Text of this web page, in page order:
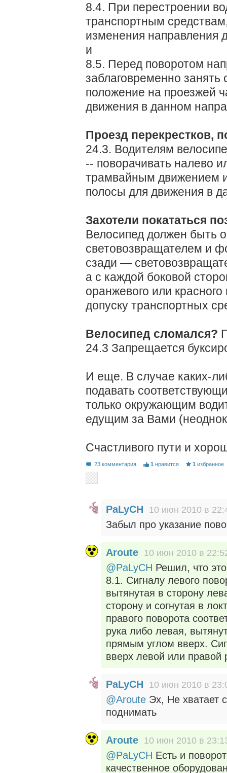
8.4. При перестроении
транспортным
изменения направления
и
8.5. Перед поворотом
заблаговременно
положение на проезжей
движения в данном
Проезд перекрестков,
24.3. Водителям
-- поворачивать налево
трамвайным движением
полосы для движения в
Захотели покататься
Велосипед должен быть
световозвращателем и
сзади —
а с каждой боковой
оранжевого или
допуску транспортных
Велосипед сломался?
24.3 Запрещается
И еще. В случае каких-
подавать
только окружающим
едущим за Вами
Счастливого пути и
23 комментария 1 нравится 1 избранное
PaLyCH 10 июн 2010 в
Забыл про указание
Aroute 10 июн 2010 в
@PaLyCH Решил, что
8.1. Сигналу левого
вытянутая в сторону
сторону и согнутая в
правого поворота
рука либо левая,
прямым углом вверх.
вверх левой или правой
PaLyCH 10 июн 2010 в
@Aroute Эх, Не хватает
поднимать
Aroute 10 июн 2010 в
@PaLyCH Есть и
качественное